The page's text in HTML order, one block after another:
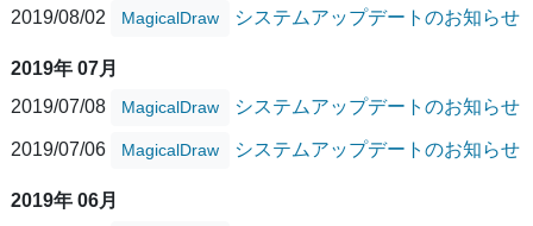
2019/08/02
MagicalDraw システムアップデートのお知らせ
2019年 07月
2019/07/08
MagicalDraw システムアップデートのお知らせ
2019/07/06 MagicalDraw システムアップデートのお知らせ
2019年 06月